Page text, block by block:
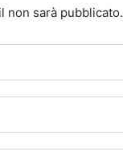
non sarà pubblicato.